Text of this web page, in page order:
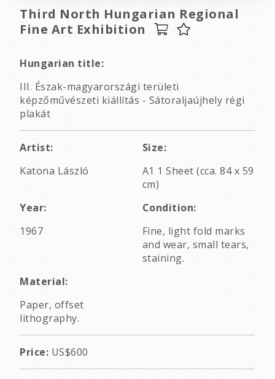
Third North Hungarian Regional
Fine Art Exhibition
Hungarian title:
III. Észak-magyarországi területi
képzőművészeti kiállítás - Sátoraljaújhely régi
plakát
Artist:
Katona László
Size:
A1 1 Sheet (cca. 84 x 59
cm)
Year:
1967
Condition:
Fine, light fold marks
and wear, small tears,
staining.
Material:
Paper, offset
lithography.
Price: US$600